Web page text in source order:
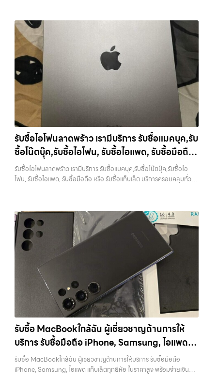
เกษตรนวมินทร์, เสนานิคม, วังหินไม่ว่าคุณจะต้องการ รับซื้อโทรศัพท์, รับ
ซื้อแมคบุค, รับซื้อโน๊ตบุ๊ค, รับซื้อแท็บเล็ต, หรือบริการอื่นๆ เกี่ยวกับสินค้า
ไอที กรุงเทพฯ – เราพร้อมให้บริการครบวงจร บริการของเรา เราให้บริการ
แบบครบวงจรสำหรับลูกค้าที่ต้องการขายอุปกรณ์ไอที ไม่ว่าจะเป็น: รับซื้อไอ
โฟน ทุกรุ่น ทั้งเครื่องใหม่และเครื่องใช้งานแล้ว รับซื้อไอแพด แท็บเล็ต…
ทรัพย์สินที่มีมูลค่า คุณอาจต้องการเปลี่ยนรุ่น หรือต้องการเงินด่วน เราจึง
มอบบริการประเมินสภาพเครื่อง ฟรี ปราบปรามความยุ่งยากทั้งหลาย โดย
เน้น โปร่งใส มั่นใจได้ และจ่ายเงินทันทีเมื่อตกลงซื้อขายสำเร็จ บริการของเรา
ครอบคลุมทั้ง iPhone สายใหม่-เก่า, Samsung ทุกรุ่น, iPad และแท็บเล็ต
ทุกแบรนด์ เรารับถึงแม้จะอยู่ในสภาพใช้งานแล้ว ตกแต่งแล้ว หรือมีรอยบ้าง
เพราะมูลค่าของเครื่องไม่ได้ขึ้นอยู่แค่ยี่ห้อ แต่ขึ้นอยู่กับสภาพจริง ความครบ
ชุด และความสะดวกในการขายของคุณ เราจึงตั้งใจให้บริการในเขต
ลาดพร้าว, รัชดา, บางรัก, แจ้งวัฒนะ, บางแค, วัชรพล, รามอินทรา, บางนา,
บางพลี, เกษตรนวมินทร์, เสนานิคม, วังหิน อย่างเต็มที่ ไม่ว่าคุณจะค้นหาคำ
ว่า “รับซื้อมือถือใกล้ฉัน”, “รับซื้อโทรศัพท์มือสองกรุงเทพ”, “ขาย iPad ได้
ราคา”, “รับซื้อแท็บเล็ต กรุงเทพถึงที่”, หรือ “รับซื้อ Samsung มือสอง
ราคาสูง” — ที่นี่คือคำตอบ เพราะบริการของเรามุ่งตรงให้คุณได้รับราคาและ
ความสะดวกสบายที่เหนือกว่า เลือกเราแล้วคุณจะได้บริการที่คุณไว้วางใจ
พร้อมทีมงานที่พร้อมอำนวยความสะดวก นัดรับถึงที่ ตรวจสภาพอย่างมือ
อาชีพ และจ่ายเงินทันที ทั้งหมดนี้เพื่อให้การขายอุปกรณ์ของคุณเป็นเรื่อง
ง่ายขึ้น ดีกว่า รวดเร็วกว่า และคุ้มค่ากว่า ทำไมต้องเลือกเรา ผู้เชี่ยวชาญด้าน
การให้บริการ รับซื้อมือถือ iPhone, Samsung, ไอแพด แท็บเล็ตทุกยี่ห้อ ใน
เกษตรนวมินทร์, เสนานิคม, วังหินไม่ว่าคุณจะต้องการ รับซื้อโทรศัพท์, รับ
ซื้อแมคบุค, รับซื้อโน๊ตบุ๊ค, รับซื้อแท็บเล็ต, หรือบริการอื่นๆ เกี่ยวกับสินค้า
ไอที กรุงเทพฯ – เราพร้อมให้บริการครบวงจร บริการของเรา เราให้บริการ
แบบครบวงจรสำหรับลูกค้าที่ต้องการขายอุปกรณ์ไอที…
บางแค วัชรพล รามอินทรา รับซื้อ MacBookบางรัก — ผู้เชี่ยวชาญด้าน
การให้บริการ รับซื้อมือถือ iPhone, Samsung, ไอแพด แท็บเล็ตทุกยี่ห้อ ใน
ราคาสูง พร้อมจ่ายเงินทันที รับซื้อ MacBookบางรัก ผู้เชี่ยวชาญด้านการ
ให้บริการ รับซื้อมือถือ iPhone, Samsung, ไอแพด แท็บเล็ตทุกยี่ห้อ ใน
ราคาสูง พร้อมจ่ายเงินทันที… รับซื้อ MacBookบางรัก ขายอุปกรณ์ไอที
แล้วอยากได้เงินด่วน? ติดต่อเราเลย! การันตีราคาดี รับเงินทันใจ
ประสบการณ์เหนือระดับกับการ รับซื้อไอโฟน, รับซื้อไอแพด, รับซื้อมือถือ
ยินดีต้อนรับสู่ “รับซื้อขายมือถือ.com” เว็บไซต์ที่คุณไว้วางใจได้ สำหรับ
บริการ รับซื้อ มือถือ iPhone, Samsung, iPad, แท็บเล็ต ทุกยี่ห้อ ให้ราคา
สูง พร้อมจ่ายเงินทันที ครอบคลุมพื้นที่ ลาดพร้าว, รัชดา, บางรัก,
แจ้งวัฒนะ, บางแค, วัชรพล, รามอินทรา และเขตกรุงเทพฯ ใกล้ “ใกล้ ฉัน”
ที่สุด ในยุคที่สมาร์ทโฟน แท็บเล็ต และอุปกรณ์ไอทีใหม่ๆ เปลี่ยนรุ่นกันแทบ
ทุกช่วงเวลา อุปกรณ์ที่คุณใช้แล้วอาจกลายเป็นของที่ไม่ได้ใช้งานอยู่เฉยๆ
เว็บไซต์ของเราจึงเกิดขึ้นเพื่อเป็นทางเลือกให้คุณสามารถเปลี่ยนอุปกรณ์ที่
ไม่ใช้แล้วให้กลายเป็นเงินสดได้ทันที ด้วยบริการ รับซื้อไอโฟน, รับซื้อไอแพด,
รับซื้อมือถือ, รับซื้อโทรศัพท์, รับซื้อโน๊ตบุ๊ค, รับซื้อแท็บเล็ต, รับซื้อสินค้าไอที
กรุงเทพมหานคร อย่างครบวงจร ไม่ว่าคุณจะอยู่โซนเมืองหรือเขตชานเมือง
แค่เครื่องใช้ไฟฟ้า แต่เป็นทรัพย์สินที่มีมูลค่า คุณอาจต้องการเปลี่ยนรุ่น หรือ
ต้องการเงินด่วน เราจึงมอบบริการประเมินสภาพเครื่อง ฟรี ปราบปราม
ความยุ่งยากทั้งหลาย โดยเน้น โปร่งใส มั่นใจได้ และจ่ายเงินทันทีเมื่อตกลง
ซื้อขายสำเร็จ บริการของเราครอบคลุมทั้ง iPhone สายใหม่-เก่า,
Samsung ทุกรุ่น, iPad และแท็บเล็ตทุกแบรนด์ เรารับถึงแม้จะอยู่ในสภาพ
ใช้งานแล้ว ตกแต่งแล้ว หรือมีรอยบ้าง เพราะมูลค่าของเครื่องไม่ได้ขึ้นอยู่แค่
ยี่ห้อ แต่ขึ้นอยู่กับสภาพจริง ความครบชุด และความสะดวกในการขายของ
คุณ เราจึงตั้งใจให้บริการในเขต ลาดพร้าว, รัชดา, บางรัก, แจ้งวัฒนะ,
บางแค, วัชรพล, รามอินทรา, บางนา, บางพลี, เกษตรนวมินทร์, เสนานิคม,
วังหิน อย่างเต็มที่ ไม่ว่าคุณจะค้นหาคำว่า “รับซื้อมือถือใกล้ฉัน”, “รับซื้อ
โทรศัพท์มือสองกรุงเทพ”, “ขาย iPad ได้ราคา”, “รับซื้อแท็บเล็ต กรุงเทพ
ถึงที่”, หรือ “รับซื้อ Samsung มือสอง ราคาสูง” — ที่นี่คือคำตอบ เพราะ
บริการของเรามุ่งตรงให้คุณได้รับราคาและความสะดวกสบายที่เหนือกว่า
เลือกเราแล้วคุณจะได้บริการที่คุณไว้วางใจ พร้อมทีมงานที่พร้อมอำนวย
ความสะดวก นัดรับถึงที่ ตรวจสภาพอย่างมืออาชีพ และจ่ายเงินทันที
ทั้งหมดนี้เพื่อให้การขายอุปกรณ์ของคุณเป็นเรื่องง่ายขึ้น ดีกว่า รวดเร็วกว่า
และคุ้มค่ากว่า ทำไมต้องเลือกเรา ผู้เชี่ยวชาญด้านการให้บริการ รับซื้อมือถือ
รับซื้อไอโฟนลาดพร้าว เรามีบริการ รับซื้อแมคบุค,รับ
ซื้อโน๊ตบุ๊ค,รับซื้อไอโฟน, รับซื้อไอแพด, รับซื้อมือถือ
หรือ รับซื้อแท็บเล็ต บริการครอบคลุมทั่วกรุงเทพ
และพื้นที่ใกล้เคียง
รับซื้อไอโฟนลาดพร้าว เรามีบริการ รับซื้อแมคบุค,รับซื้อโน๊ตบุ๊ค,รับซื้อไอ
โฟน, รับซื้อไอแพด, รับซื้อมือถือ หรือ รับซื้อแท็บเล็ต บริการครอบคลุมทั่ว
ดา บางรัก แจ้งวัฒนะ บางแค วัชรพล รามอินทรา รับซื้อไอโฟนลาดพร้าว —
เรามีบริการ รับซื้อแมคบุค,รับซื้อโน๊ตบุ๊ค,รับซื้อไอโฟน, รับซื้อไอแพด, รับซื้อ
มือถือ หรือ รับซื้อแท็บเล็ต บริการครอบคลุมทั่วกรุงเทพ และพื้นที่ใกล้เคียง
รับซื้อไอโฟนลาดพร้าว เรามีบริการ รับซื้อแมคบุค,รับซื้อโน๊ตบุ๊ค,รับซื้อไอ
โฟน, รับซื้อไอแพด, รับซื้อมือถือ หรือ รับซื้อแท็บเล็ต บริการครอบคลุมทั่ว
กรุงเทพ… รับซื้อไอโฟนลาดพร้าว รับซื้อ iPhone ทุกรุ่น ให้ราคาสูง พร้อม
จ่ายเงินทันที ประสบการณ์เหนือระดับกับการ รับซื้อไอโฟน, รับซื้อไอ
แพด, รับซื้อมือถือ ยินดีต้อนรับสู่ “รับซื้อขายมือถือ.com” เว็บไซต์ที่คุณไว้
วางใจได้ สำหรับบริการ รับซื้อ มือถือ iPhone, Samsung, iPad, แท็บเล็ต
ทุกยี่ห้อ ให้ราคาสูง พร้อมจ่ายเงินทันที ครอบคลุมพื้นที่ ลาดพร้าว, รัชดา,
บางรัก, แจ้งวัฒนะ, บางแค, วัชรพล, รามอินทรา และเขตกรุงเทพฯ ใกล้ “ใกล้
ฉัน” ที่สุด ในยุคที่สมาร์ทโฟน แท็บเล็ต และอุปกรณ์ไอทีใหม่ๆ เปลี่ยนรุ่นกัน
แทบทุกช่วงเวลา อุปกรณ์ที่คุณใช้แล้วอาจกลายเป็นของที่ไม่ได้ใช้งานอยู่
เฉยๆ เว็บไซต์ของเราจึงเกิดขึ้นเพื่อเป็นทางเลือกให้คุณสามารถเปลี่ยน
อุปกรณ์ที่ไม่ใช้แล้วให้กลายเป็นเงินสดได้ทันที ด้วยบริการ รับซื้อไอโฟน, รับ
ซื้อไอแพด, รับซื้อมือถือ, รับซื้อโทรศัพท์, รับซื้อโน๊ตบุ๊ค, รับซื้อแท็บเล็ต, รับ
ซื้อสินค้าไอทีกรุงเทพมหานคร อย่างครบวงจร ไม่ว่าคุณจะอยู่โซนเมืองหรือ
รับซื้อ MacBookใกล้ฉัน ผู้เชี่ยวชาญด้านการให้
บริการ รับซื้อมือถือ iPhone, Samsung, ไอแพด
แท็บเล็ตทุกยี่ห้อ ในราคาสูง พร้อมจ่ายเงินทันที
รับซื้อ MacBookใกล้ฉัน ผู้เชี่ยวชาญด้านการให้บริการ รับซื้อมือถือ
iPhone, Samsung, ไอแพด แท็บเล็ตทุกยี่ห้อ ในราคาสูง พร้อมจ่ายเงิน